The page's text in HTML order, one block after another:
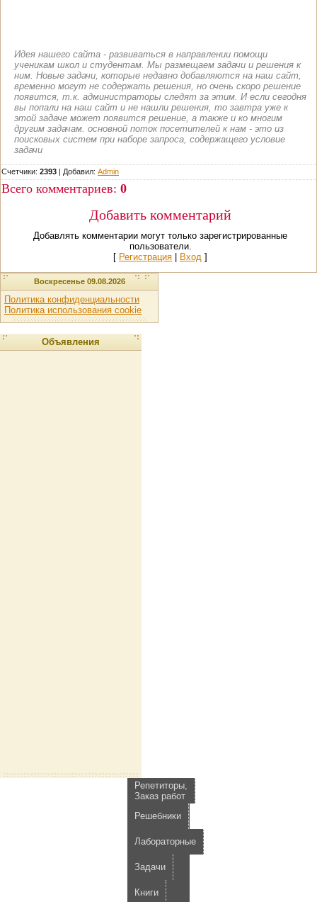
Идея нашего сайта - развиваться в направлении помощи
ученикам школ и студентам. Мы размещаем задачи и решения к
ним. Новые задачи, которые недавно добавляются на наш сайт,
временно могут не содержать решения, но очень скоро решение
появится, т.к. администраторы следят за этим. И если сегодня
вы попали на наш сайт и не нашли решения, то завтра уже к
этой задаче может появится решение, а также и ко многим
другим задачам. основной поток посетителей к нам - это из
поисковых систем при наборе запроса, содержащего условие
задачи
Счетчики: 2393 | Добавил: Admin
Всего комментариев: 0
Добавить комментарий
Добавлять комментарии могут только зарегистрированные
пользователи.
[ Регистрация Вход ]
Воскресенье 09.08.2026
Политика конфиденциальности
Политика использования cookie
Объявления
Репетиторы,
Заказ работ
Решебники
Лабораторные
Задачи
Книги